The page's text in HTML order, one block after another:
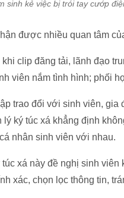
sinh kẻ việc bị trói tay cướp
được nhiều quan tâm
khi clip đăng tải, lãnh đạo
viên nắm tình hình; phối
trao đổi với sinh viên,
lý ký túc xá khẳng định
nhân sinh viên với nhau.
xá này đề nghị sinh
xác, chọn lọc thông tin,